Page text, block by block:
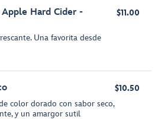
Hard Cider -
Una favorita desde
$11.00
color dorado con sabor seco,
y un amargor sutil
$10.50